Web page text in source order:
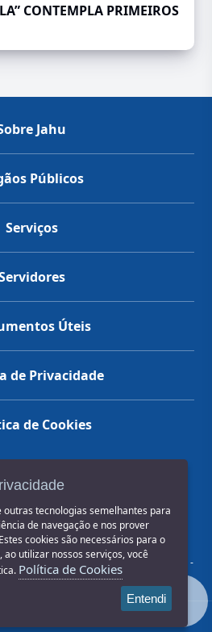
CONTEMPLA PRIMEIROS
Jahu
Públicos
Serviços
Úteis
de Privacidade
de Cookies
Municipal de Jahu | Rua Paissandu, 444 -
CEP: 17201-900
outras tecnologias semelhantes para
de navegação e nos prover
cookies são necessários para o
ao utilizar nossos serviços, você
Política de Cookies
Entendi